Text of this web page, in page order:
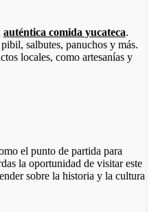
auténtica comida yucateca.
salbutes, panuchos y más.
locales, como artesanías y
el punto de partida para
la oportunidad de visitar este
sobre la historia y la cultura